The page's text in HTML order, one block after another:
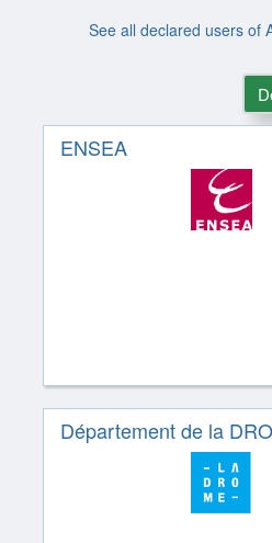
See all declared users of
ENSEA
Département de la